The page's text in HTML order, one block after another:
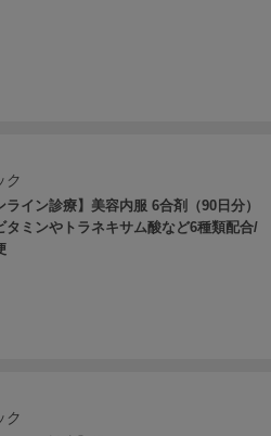
ク
ライン診療】美容内服 6合剤（90日分）
タミンやトラネキサム酸など6種類配合/
ク